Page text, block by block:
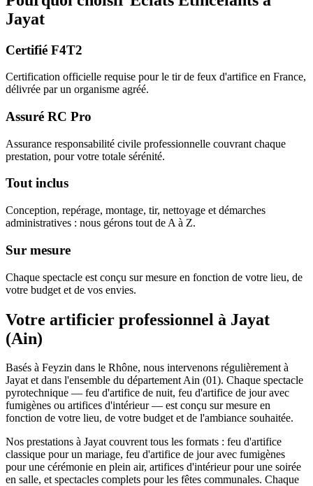
Jayat
Certifié F4T2
Certification officielle requise pour le tir de feux d'artifice en France,
délivrée par un organisme agréé.
Assuré RC Pro
Assurance responsabilité civile professionnelle couvrant chaque
prestation, pour votre totale sérénité.
Tout inclus
Conception, repérage, montage, tir, nettoyage et démarches
administratives : nous gérons tout de A à Z.
Sur mesure
Chaque spectacle est conçu sur mesure en fonction de votre lieu, de
votre budget et de vos envies.
Votre artificier professionnel à Jayat
(Ain)
Basés à Feyzin dans le Rhône, nous intervenons régulièrement à
Jayat et dans l'ensemble du département Ain (01). Chaque spectacle
pyrotechnique — feu d'artifice de nuit, feu d'artifice de jour avec
fumigènes ou artifices d'intérieur — est conçu sur mesure en
fonction de votre lieu, de votre budget et de l'ambiance souhaitée.
Nos prestations à Jayat couvrent tous les formats : feu d'artifice
classique pour un mariage, feu d'artifice de jour avec fumigènes
pour une cérémonie en plein air, artifices d'intérieur pour une soirée
en salle, et spectacles complets pour les fêtes communales. Chaque